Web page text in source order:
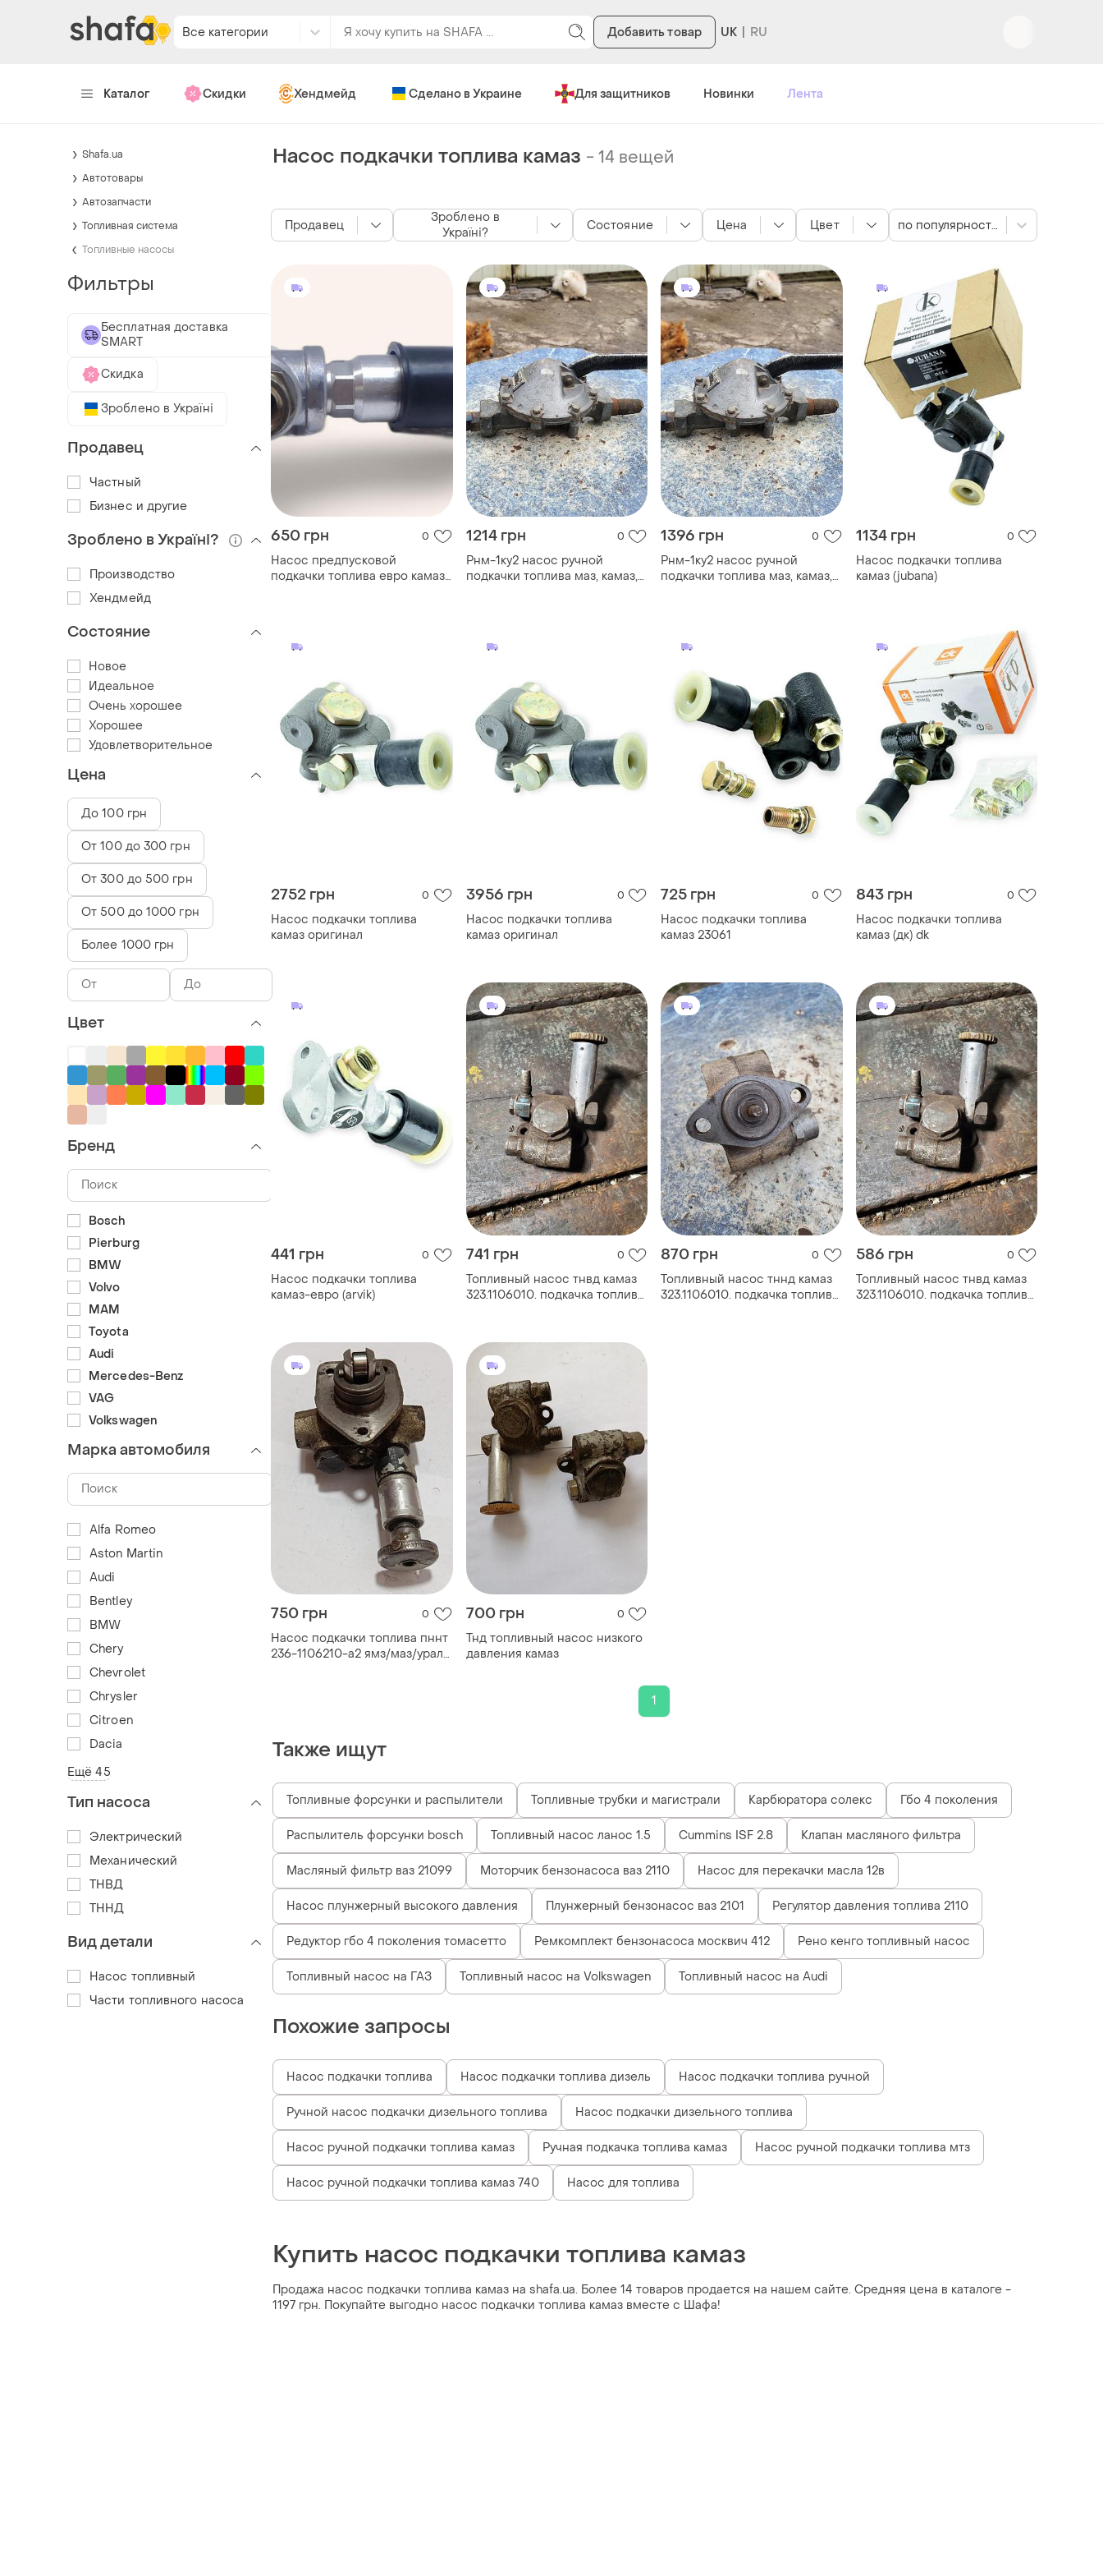
Все категории Добавить товар UK
Каталог Скидки Хендмейд Сделано в Украине Для защитников Новинки Лента
Насос подкачки топлива камаз -14 вещей
650 грн 0
Насос предпусковой
подкачки топлива евро камаз
1214 грн 0
Рнм-1ку2 насос ручной
подкачки топлива маз, камаз,
1396 грн 0
Рнм-1ку2 насос ручной
подкачки топлива маз, камаз,
1134 грн 0
Насос подкачки топлива
камаз (jubana)
2752 грн 0
Насос подкачки топлива
камаз оригинал
3956 грн 0
Насос подкачки топлива
камаз оригинал
725 грн 0
Насос подкачки топлива
камаз 23061
843 грн 0
Насос подкачки топлива
камаз (дк) dk
441 грн 0
Насос подкачки топлива
камаз-евро (arvik)
741 грн 0
Топливный насос тнвд камаз
323.1106010. подкачка топлива
870 грн 0
Топливный насос тннд камаз
323.1106010. подкачка топлива
586 грн 0
Топливный насос тнвд камаз
323.1106010. подкачка топлива
750 грн 0
Насос подкачки топлива пннт
236-1106210-а2 ямз/маз/урал/
700 грн 0
Тнд топливный насос низкого
давления камаз
1
Также ищут
Топливные форсунки и распылители Топливные трубки и магистрали Карбюратора солекс Гбо 4 поколения
Распылитель форсунки bosch Топливный насос ланос 1.5 Cummins ISF 2.8 Клапан масляного фильтра
Масляный фильтр ваз 21099 Моторчик бензонасоса ваз 2110 Насос для перекачки масла 12в
Насос плунжерный высокого давления Плунжерный бензонасос ваз 2101 Регулятор давления топлива 2110
Редуктор гбо 4 поколения томасетто Ремкомплект бензонасоса москвич 412 Рено кенго топливный насос
Топливный насос на ГАЗ Топливный насос на Volkswagen Топливный насос на Audi
Похожие запросы
Насос подкачки топлива Насос подкачки топлива дизель Насос подкачки топлива ручной
Ручной насос подкачки дизельного топлива Насос подкачки дизельного топлива
Насос ручной подкачки топлива камаз Ручная подкачка топлива камаз Насос ручной подкачки топлива мтз
Насос ручной подкачки топлива камаз 740 Насос для топлива
Купить насос подкачки топлива камаз
Продажа насос подкачки топлива камаз на shafa.ua. Более 14 товаров продается на нашем сайте. Средняя цена в каталоге -
1197 грн. Покупайте выгодно насос подкачки топлива камаз вместе с Шафа!
Продавец
Зроблено в
Україні?
Состояние Цена Цвет по популярности
Shafa.ua
Автотовары
Автозапчасти
Топливная система
Топливные насосы
Фильтры
Бесплатная доставка
SMART
Скидка
Зроблено в Україні
Продавец
Частный
Бизнес и другие
Зроблено в Україні?
Производство
Хендмейд
Состояние
Новое
Идеальное
Очень хорошее
Хорошее
Удовлетворительное
Цена
До 100 грн
От 100 до 300 грн
От 300 до 500 грн
От 500 до 1000 грн
Более 1000 грн
Цвет
Бренд
Bosch
Pierburg
BMW
Volvo
MAM
Toyota
Audi
Mercedes-Benz
VAG
Volkswagen
Марка автомобиля
Alfa Romeo
Aston Martin
Audi
Bentley
BMW
Chery
Chevrolet
Chrysler
Citroen
Dacia
Ещё 45
Тип насоса
Электрический
Механический
ТНВД
ТННД
Вид детали
Насос топливный
Части топливного насоса